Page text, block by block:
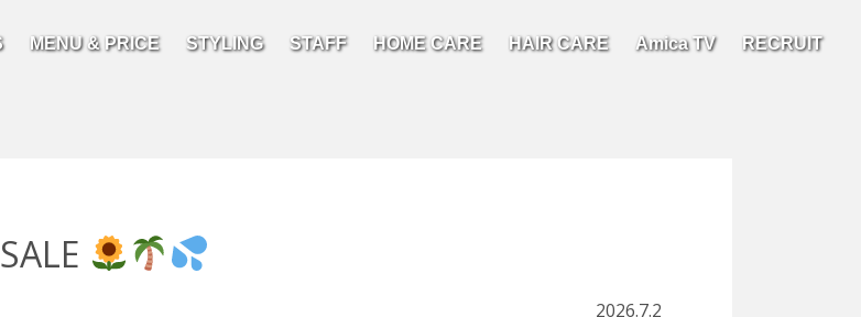
MENU & PRICE STYLING STAFF HOME CARE HAIR CARE Amica TV RECRUIT
2026.7.2